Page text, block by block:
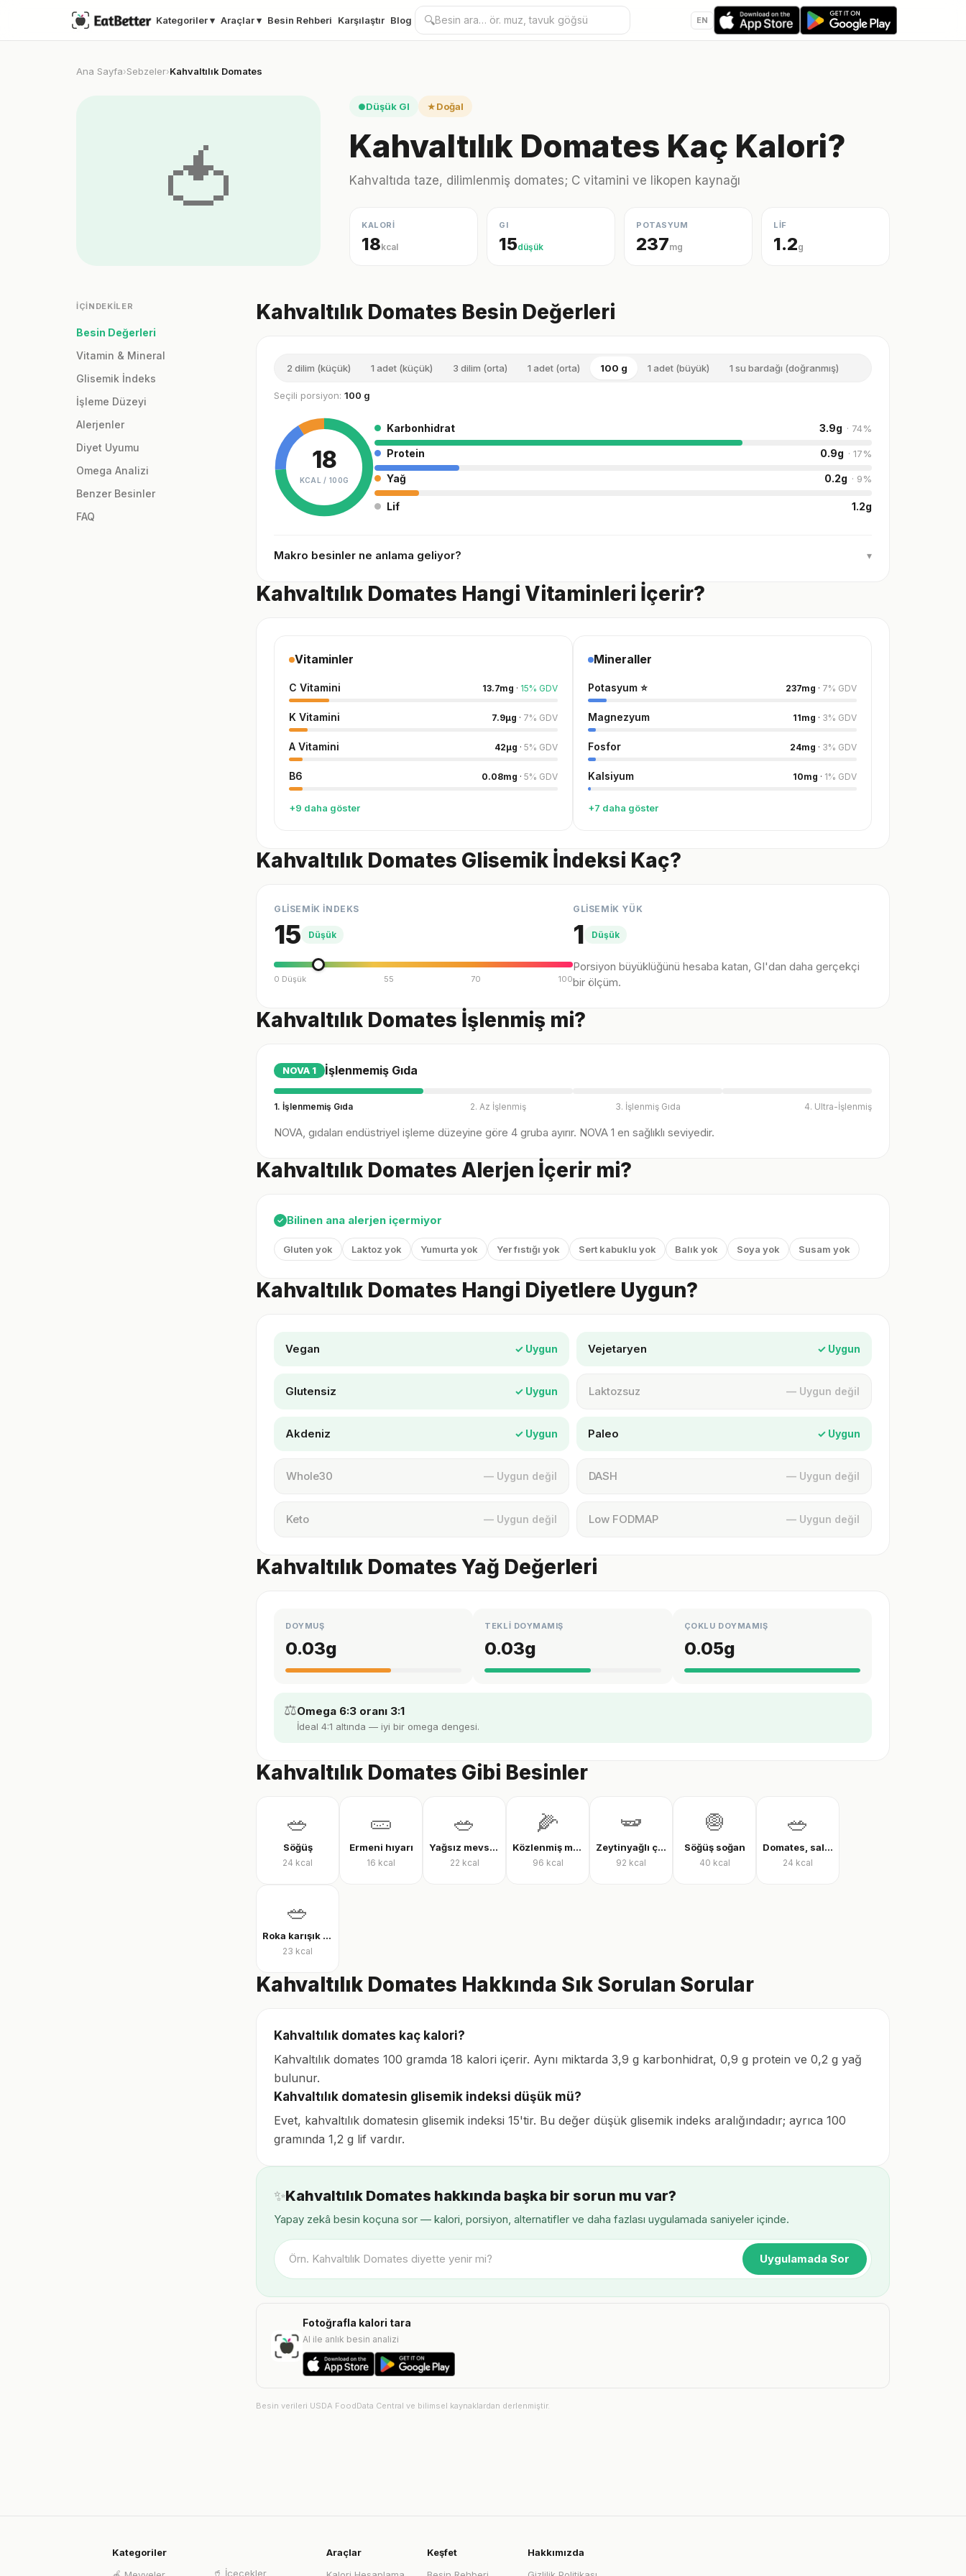
Kategoriler ▾ Araçlar ▾ Besin Rehberi Karşılaştır Blog 🔍 EN
Ana Sayfa›Sebzeler›Kahvaltılık Domates
🍅
●Düşük GI ★ Doğal
Kahvaltılık Domates Kaç Kalori?
Kahvaltıda taze, dilimlenmiş domates; C vitamini ve likopen kaynağı
KALORİ
18kcal
GI
15düşük
POTASYUM
237mg
LİF
1.2g
İÇINDEKILER
Besin Değerleri
Vitamin & Mineral
Glisemik İndeks
İşleme Düzeyi
Alerjenler
Diyet Uyumu
Omega Analizi
Benzer Besinler
FAQ
Kahvaltılık Domates Besin Değerleri
2 dilim (küçük) 1 adet (küçük) 3 dilim (orta) 1 adet (orta) 100 g 1 adet (büyük) 1 su bardağı (doğranmış)
Seçili porsiyon: 100 g
18
KCAL / 100G
Karbonhidrat 3.9g · 74%
Protein 0.9g · 17%
Yağ 0.2g · 9%
Lif 1.2g
Makro besinler ne anlama geliyor? ▾
Kahvaltılık Domates Hangi Vitaminleri İçerir?
Vitaminler
C Vitamini 13.7mg · 15% GDV
K Vitamini 7.9µg · 7% GDV
A Vitamini 42µg · 5% GDV
B6 0.08mg · 5% GDV
+9 daha göster
Mineraller
Potasyum ⭐ 237mg · 7% GDV
Magnezyum 11mg · 3% GDV
Fosfor 24mg · 3% GDV
Kalsiyum 10mg · 1% GDV
+7 daha göster
Kahvaltılık Domates Glisemik İndeksi Kaç?
GLİSEMİK İNDEKS
15 Düşük
0 Düşük 55 70 100
GLİSEMİK YÜK
1 Düşük
Porsiyon büyüklüğünü hesaba katan, GI'dan daha gerçekçi
bir ölçüm.
Kahvaltılık Domates İşlenmiş mi?
NOVA 1 İşlenmemiş Gıda
1. İşlenmemiş Gıda 2. Az İşlenmiş 3. İşlenmiş Gıda 4. Ultra-İşlenmiş
NOVA, gıdaları endüstriyel işleme düzeyine göre 4 gruba ayırır. NOVA 1 en sağlıklı seviyedir.
Kahvaltılık Domates Alerjen İçerir mi?
✓ Bilinen ana alerjen içermiyor
Gluten yok Laktoz yok Yumurta yok Yer fıstığı yok Sert kabuklu yok Balık yok Soya yok Susam yok
Kahvaltılık Domates Hangi Diyetlere Uygun?
Vegan ✓ Uygun Vejetaryen ✓ Uygun
Glutensiz ✓ Uygun Laktozsuz — Uygun değil
Akdeniz ✓ Uygun Paleo ✓ Uygun
Whole30 — Uygun değil DASH — Uygun değil
Keto — Uygun değil Low FODMAP — Uygun değil
Kahvaltılık Domates Yağ Değerleri
DOYMUŞ
0.03g
TEKLİ DOYMAMIŞ
0.03g
ÇOKLU DOYMAMIŞ
0.05g
⚖️Omega 6:3 oranı 3:1
İdeal 4:1 altında — iyi bir omega dengesi.
Kahvaltılık Domates Gibi Besinler
🥗
Söğüş
24 kcal
🥒
Ermeni hıyarı
16 kcal
🥗
Yağsız mevsim salatası
22 kcal
🌽
Közlenmiş mısır
96 kcal
🫛
Zeytinyağlı çalı fasulyesi
92 kcal
🧅
Söğüş soğan
40 kcal
🥗
Domates, salatalık ve biber salatası
24 kcal
🥗
Roka karışık yeşillik
23 kcal
Kahvaltılık Domates Hakkında Sık Sorulan Sorular
Kahvaltılık domates kaç kalori?
Kahvaltılık domates 100 gramda 18 kalori içerir. Aynı miktarda 3,9 g karbonhidrat, 0,9 g protein ve 0,2 g yağ
bulunur.
Kahvaltılık domatesin glisemik indeksi düşük mü?
Evet, kahvaltılık domatesin glisemik indeksi 15'tir. Bu değer düşük glisemik indeks aralığındadır; ayrıca 100
gramında 1,2 g lif vardır.
✨Kahvaltılık Domates hakkında başka bir sorun mu var?
Yapay zekâ besin koçuna sor — kalori, porsiyon, alternatifler ve daha fazlası uygulamada saniyeler içinde.
Uygulamada Sor
Fotoğrafla kalori tara
AI ile anlık besin analizi
Besin verileri USDA FoodData Central ve bilimsel kaynaklardan derlenmiştir.
Kategoriler
🥤 İçecekler
Araçlar
Keşfet
Hakkımızda